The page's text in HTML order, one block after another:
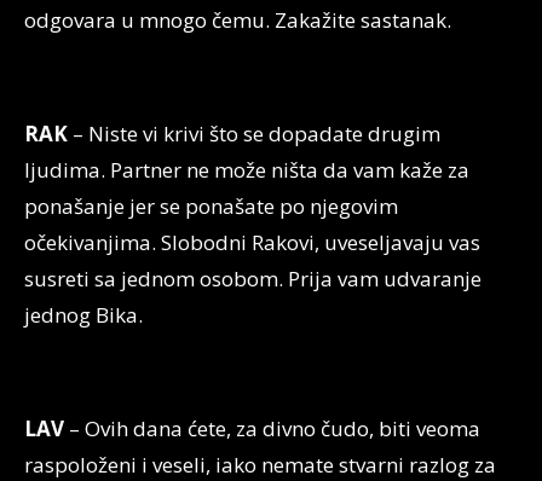
odgovara u mnogo čemu. Zakažite sastanak.
RAK – Niste vi krivi što se dopadate drugim
ljudima. Partner ne može ništa da vam kaže za
ponašanje jer se ponašate po njegovim
očekivanjima. Slobodni Rakovi, uveseljavaju vas
susreti sa jednom osobom. Prija vam udvaranje
jednog Bika.
LAV – Ovih dana ćete, za divno čudo, biti veoma
raspoloženi i veseli, iako nemate stvarni razlog za